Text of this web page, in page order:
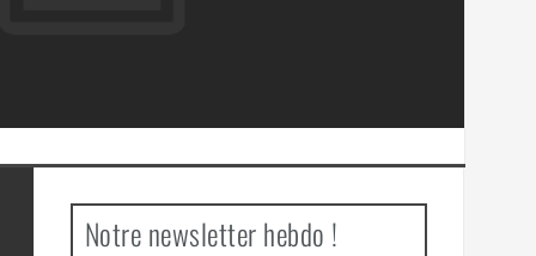
Notre newsletter hebdo !